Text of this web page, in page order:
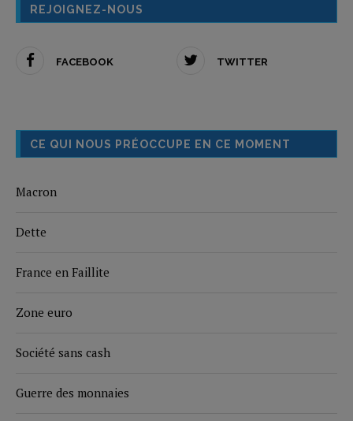
REJOIGNEZ-NOUS
FACEBOOK TWITTER
CE QUI NOUS PRÉOCCUPE EN CE MOMENT
Macron
Dette
France en Faillite
Zone euro
Société sans cash
Guerre des monnaies